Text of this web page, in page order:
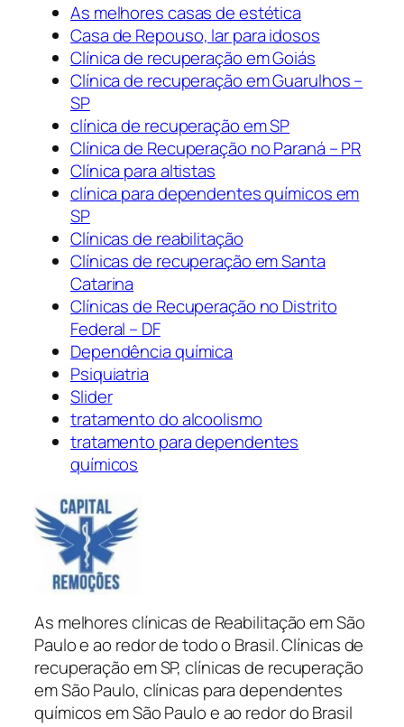
As melhores casas de estética
Casa de Repouso, lar para idosos
Clínica de recuperação em Goiás
Clínica de recuperação em Guarulhos –
SP
clínica de recuperação em SP
Clínica de Recuperação no Paraná – PR
Clínica para altistas
clínica para dependentes químicos em
SP
Clínicas de reabilitação
Clínicas de recuperação em Santa
Catarina
Clínicas de Recuperação no Distrito
Federal – DF
Dependência química
Psiquiatria
Slider
tratamento do alcoolismo
tratamento para dependentes
químicos
As melhores clínicas de Reabilitação em São
Paulo e ao redor de todo o Brasil. Clínicas de
recuperação em SP, clínicas de recuperação
em São Paulo, clínicas para dependentes
químicos em São Paulo e ao redor do Brasil